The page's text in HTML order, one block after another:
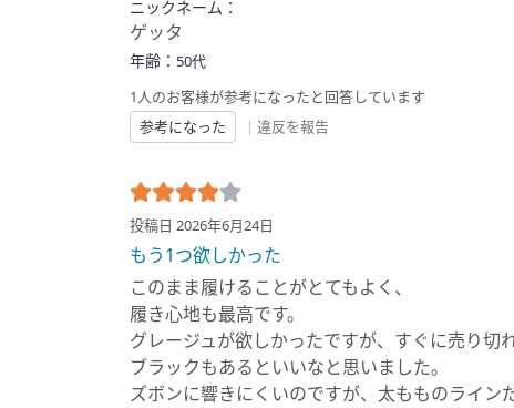
ニックネーム：
ゲッタ
年齢： 50代
1人のお客様が参考になったと回答しています
参考になった
| 違反を報告
投稿日 2026年6月24日
もう1つ欲しかった
このまま履けることがとてもよく、
履き心地も最高です。
グレージュが欲しかったですが、すぐに売り切
ブラックもあるといいなと思いました。
ズボンに響きにくいのですが、太もものライ